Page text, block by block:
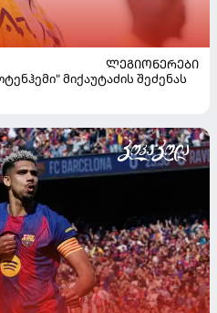
ᲚᲔᲒᲘᲝᲜᲔᲠᲔᲑᲘ
მიქაუტაძის შეძენას